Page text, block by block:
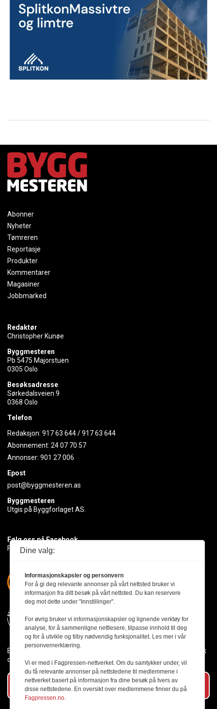
Abonner
Nyheter
Tømreren
Reportasje
Produkter
Kommentarer
Magasiner
Jobbmarked
Redaktør
Christopher Kunøe
Byggmesteren
Pb 5475 Majorstuen
0305 Oslo
Besøksadresse
Sørkedalsveien 9
0368 Oslo
Telefon
Redaksjon: 917 63 644/917 63 644
Abonnement: 24 07 70 57
Annonser: 901 27 006
Epost
post@byggmesteren.as
Byggmesteren
Utgis på Byggforlaget AS.
Følg oss på Facebook
Få med deg det siste innen byggebransjen
Byggmesteren følger Vær Varsom-plakaten og presseetikken slik
den er nedfelt i Redaktørplakaten.
Abonner på vårt nyhetsbrev
Dine valg:
Informasjonskapsler og personvern
For å gi deg relevante annonser på vårt nettsted bruker vi
informasjon fra ditt besøk på vårt nettsted. Du kan reservere
deg mot dette under "Innstillinger".
For øvrig bruker vi informasjonskapsler og lignende verktøy for
analyse, for å sammenligne nettlesere, tilpasse innhold til deg
og for å utvikle og tilby nødvendig funksjonalitet. Les mer i vår
personvernerklæring.
Vi er med i Fagpressen-nettverket. Om du samtykker under, vil
du få relevante annonser på nettstedene til medlemmene i
nettverket basert på informasjon fra dine besøk på tvers av
disse nettstedene. En oversikt over medlemmene finner du på
Fagpressen.no.